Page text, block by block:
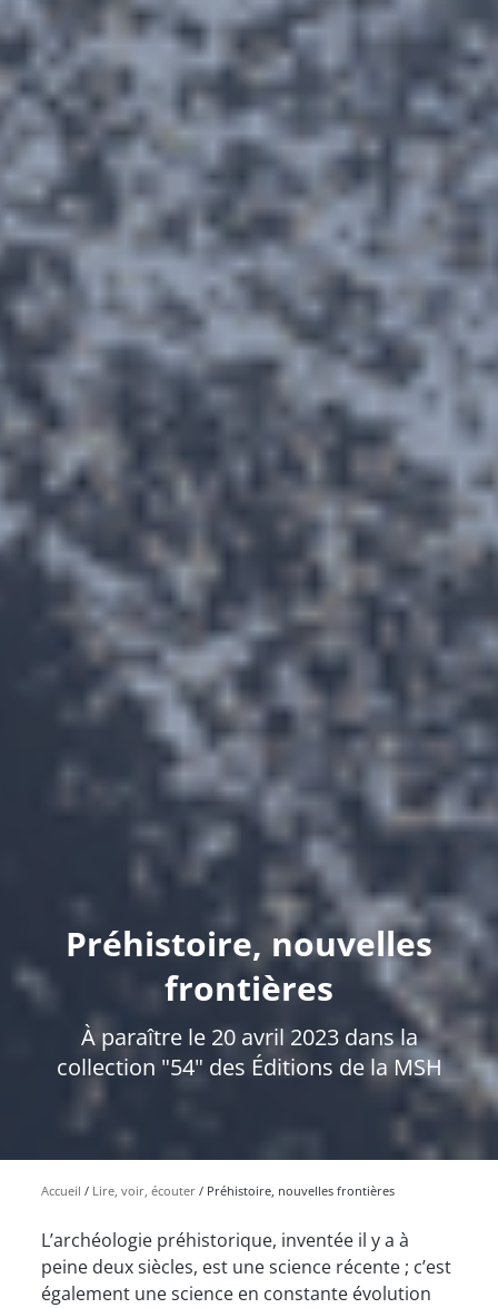
Préhistoire, nouvelles
frontières
À paraître le 20 avril 2023 dans la
collection "54" des Éditions de la MSH
Accueil Lire, voir, écouter Préhistoire, nouvelles frontières
L’archéologie préhistorique, inventée il y a à
peine deux siècles, est une science récente ; c’est
également une science en constante évolution